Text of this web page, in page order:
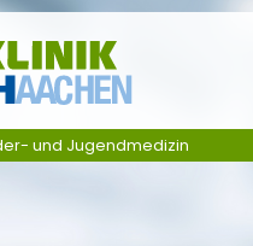
und Jugendmedizin